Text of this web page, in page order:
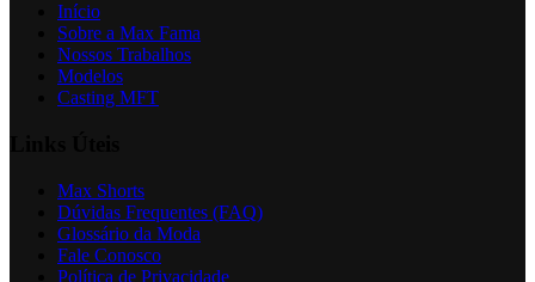
Início
Sobre a Max Fama
Nossos Trabalhos
Modelos
Casting MFT
Max Shorts
Dúvidas Frequentes (FAQ)
Glossário da Moda
Fale Conosco
Política de Privacidade